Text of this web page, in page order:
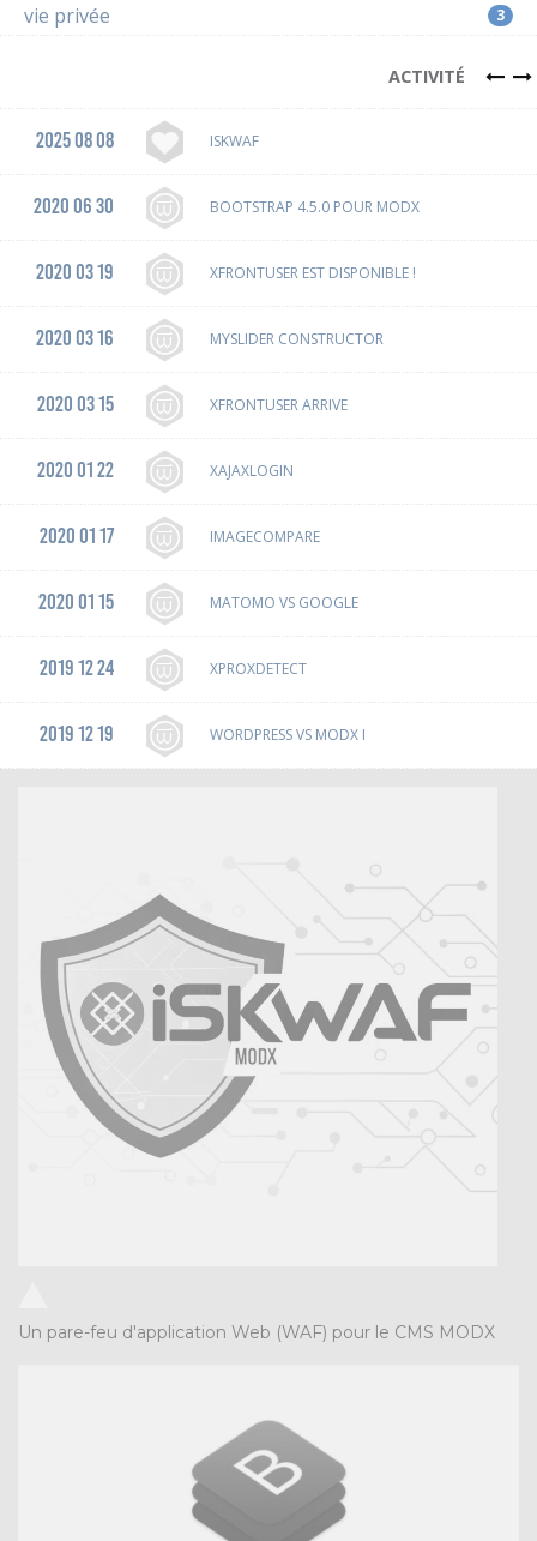
vie privée 3
ACTIVITÉ
2025 08 08 ISKWAF
2020 06 30 BOOTSTRAP 4.5.0 POUR MODX
2020 03 19 XFRONTUSER EST DISPONIBLE !
2020 03 16 MYSLIDER CONSTRUCTOR
2020 03 15 XFRONTUSER ARRIVE
2020 01 22 XAJAXLOGIN
2020 01 17 IMAGECOMPARE
2020 01 15 MATOMO VS GOOGLE
2019 12 24 XPROXDETECT
2019 12 19 WORDPRESS VS MODX I
Un pare-feu d'application Web (WAF) pour le CMS MODX